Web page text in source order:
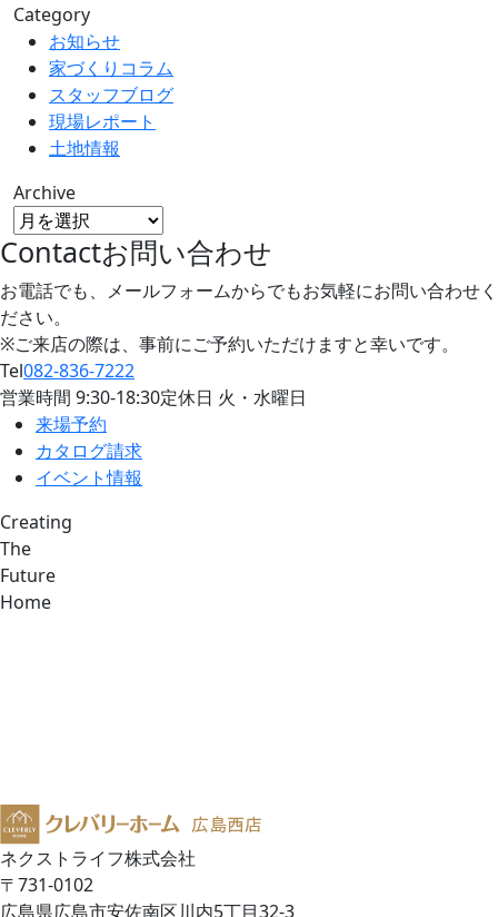
Category
お知らせ
家づくりコラム
スタッフブログ
現場レポート
土地情報
Archive
Contactお問い合わせ
お電話でも、メールフォームからでもお気軽にお問い合わせく
ださい。
※ご来店の際は、事前にご予約いただけますと幸いです。
Tel082-836-7222
営業時間 9:30-18:30定休日 火・水曜日
来場予約
カタログ請求
イベント情報
Creating
The
Future
Home
ネクストライフ株式会社
〒731-0102
広島県広島市安佐南区川内5丁目32-3